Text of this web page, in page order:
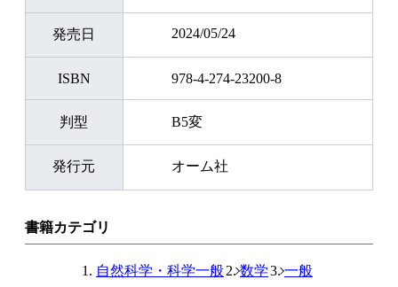
発売日 2024/05/24
ISBN 978-4-274-23200-8
判型 B5変
発行元 オーム社
書籍カテゴリ
自然科学・科学一般 数学 一般